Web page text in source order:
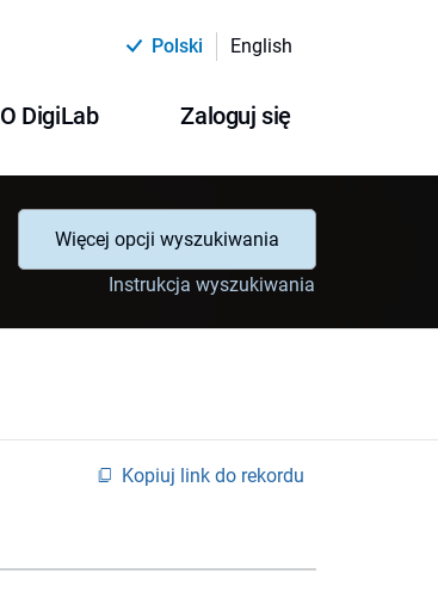
Polski English
O DigiLab Zaloguj się
Więcej opcji wyszukiwania
Instrukcja wyszukiwania
Kopiuj link do rekordu